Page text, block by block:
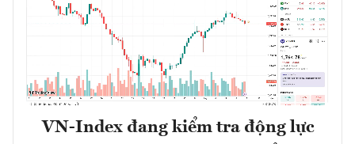
VN-Index đang kiểm tra động lực